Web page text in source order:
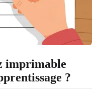
imprimable
?